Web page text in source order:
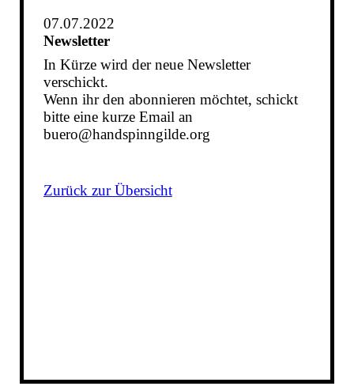
07.07.2022
Newsletter
In Kürze wird der neue Newsletter
verschickt.
Wenn ihr den abonnieren möchtet, schickt
bitte eine kurze Email an
buero@handspinngilde.org
Zurück zur Übersicht